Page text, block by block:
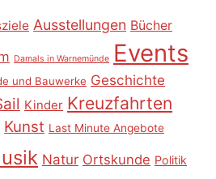
Ausstellungen Bücher
Damals in Warnemünde Events
und Bauwerke Geschichte
Kinder Kreuzfahrten
Kunst Last Minute Angebote
Natur Ortskunde Politik